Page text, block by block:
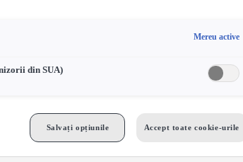
Mereu active
din SUA)
Salvați opțiunile Accept toate cookie-urile